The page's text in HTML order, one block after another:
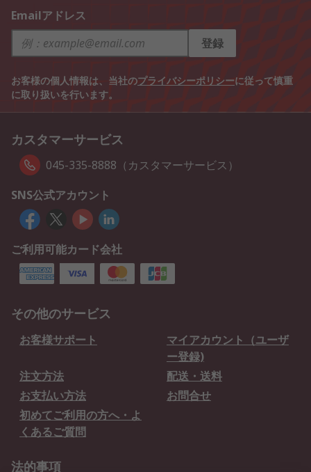
Emailアドレス
登録
お客様の個人情報は、当社のプライバシーポリシーに従って慎重
に取り扱いを行います。
カスタマーサービス
045-335-8888（カスタマーサービス）
SNS公式アカウント
ご利用可能カード会社
その他のサービス
お客様サポート
マイアカウント（ユーザ
ー登録)
注文方法
配送・送料
お支払い方法
お問合せ
初めてご利用の方へ・よ
くあるご質問
法的事項